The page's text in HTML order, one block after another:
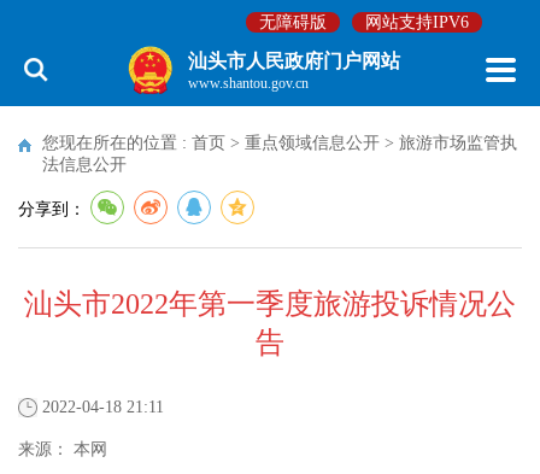
无障碍版 网站支持IPV6
汕头市人民政府门户网站
www.shantou.gov.cn
您现在所在的位置 : 首页 > 重点领域信息公开 > 旅游市场监管执
法信息公开
分享到：
汕头市2022年第一季度旅游投诉情况公
告
2022-04-18 21:11
来源： 本网